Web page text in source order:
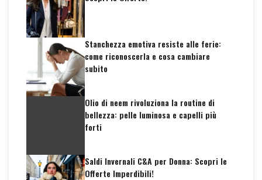
Stanchezza emotiva resiste alle ferie:
come riconoscerla e cosa cambiare
subito
Olio di neem rivoluziona la routine di
bellezza: pelle luminosa e capelli più
forti
Saldi Invernali C&A per Donna: Scopri le
Offerte Imperdibili!